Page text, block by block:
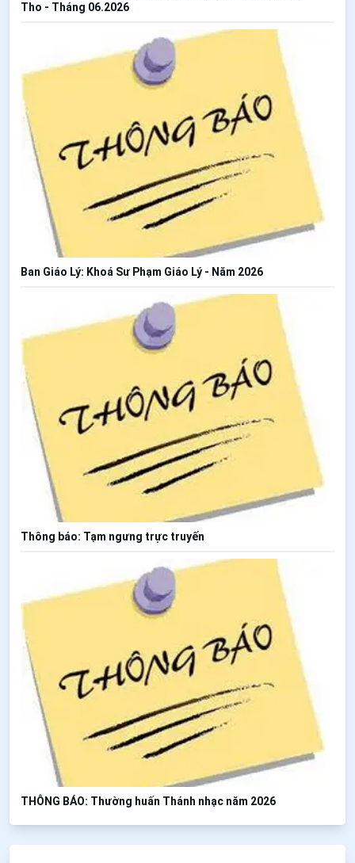
Tho - Tháng 06.2026
Ban Giáo Lý: Khoá Sư Phạm Giáo Lý - Năm 2026
Thông báo: Tạm ngưng trực truyến
THÔNG BÁO: Thường huấn Thánh nhạc năm 2026